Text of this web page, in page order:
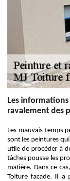
Les
ravalement des
Les mauvais temps
sont les peintures
utile de procéder à
tâches pousse les
matière. Dans ce
Toiture facade. Il a